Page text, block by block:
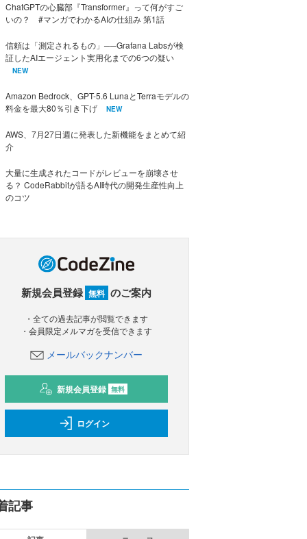
ChatGPTの心臓部『Transformer』って何がすご
いの？ #マンガでわかるAIの仕組み 第1話
信頼は「測定されるもの」──Grafana Labsが検
証したAIエージェント実用化までの6つの疑い
NEW
Amazon Bedrock、GPT-5.6 LunaとTerraモデルの
料金を最大80％引き下げ
NEW
AWS、7月27日週に発表した新機能をまとめて紹
介
大量に生成されたコードがレビューを崩壊させ
る？ CodeRabbitが語るAI時代の開発生産性向上
のコツ
新規会員登録 無料 のご案内
・全ての過去記事が閲覧できます
・会員限定メルマガを受信できます
メールバックナンバー
新規会員登録 無料
ログイン
記事